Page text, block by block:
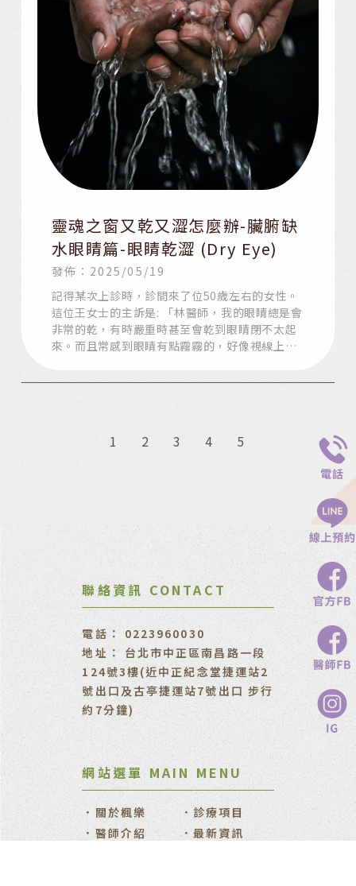
靈魂之窗又乾又澀怎麼辦-臟腑缺
水眼睛篇-眼睛乾澀 (Dry Eye)
發佈：2025/05/19
記得某次上診時，診間來了位50歲左右的女性。
這位王女士的主訴是: 「林醫師，我的眼睛總是會
非常的乾，有時嚴重時甚至會乾到眼睛閉不太起
來。而且常感到眼睛有點霧霧的，好像視線上被
1 2 3 4 5
0223960030
台北市中正區南昌路一段
124號3樓(近中正紀念堂捷運站2
號出口及古亭捷運站7號出口 步行
約7分鐘)
關於楓樂
診療項目
醫師介紹
最新資訊